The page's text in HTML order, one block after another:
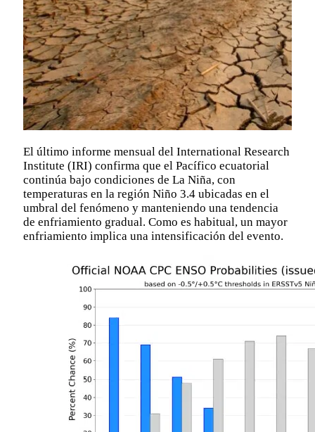
El último informe mensual del International Research
Institute (IRI) confirma que el Pacífico ecuatorial
continúa bajo condiciones de La Niña, con
temperaturas en la región Niño 3.4 ubicadas en el
umbral del fenómeno y manteniendo una tendencia
de enfriamiento gradual. Como es habitual, un mayor
enfriamiento implica una intensificación del evento.